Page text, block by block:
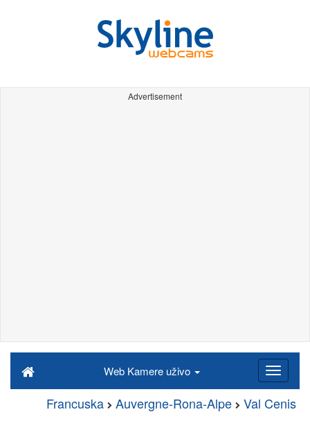
Advertisement
Web Kamere uživo
Francuska Auvergne-Rona-Alpe Val Cenis